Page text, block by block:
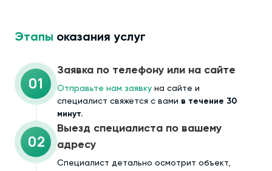
Этапы оказания услуг
01
Заявка по телефону или на сайте
Отправьте нам заявку на сайте и
специалист свяжется с вами в течение 30
минут.
02
Выезд специалиста по вашему
адресу
Cпециалист детально осмотрит объект,